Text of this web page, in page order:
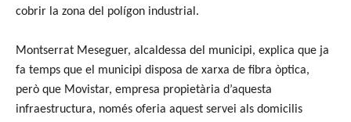
cobrir la zona del polígon industrial.
Montserrat Meseguer, alcaldessa del municipi, explica que ja
fa temps que el municipi disposa de xarxa de fibra òptica,
però que Movistar, empresa propietària d’aquesta
infraestructura, només oferia aquest servei als domicilis